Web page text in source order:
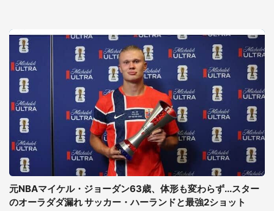
元NBAマイケル・ジョーダン63歳、体形も変わらず...スター
のオーラダダ漏れ サッカー・ハーランドと最強2ショット